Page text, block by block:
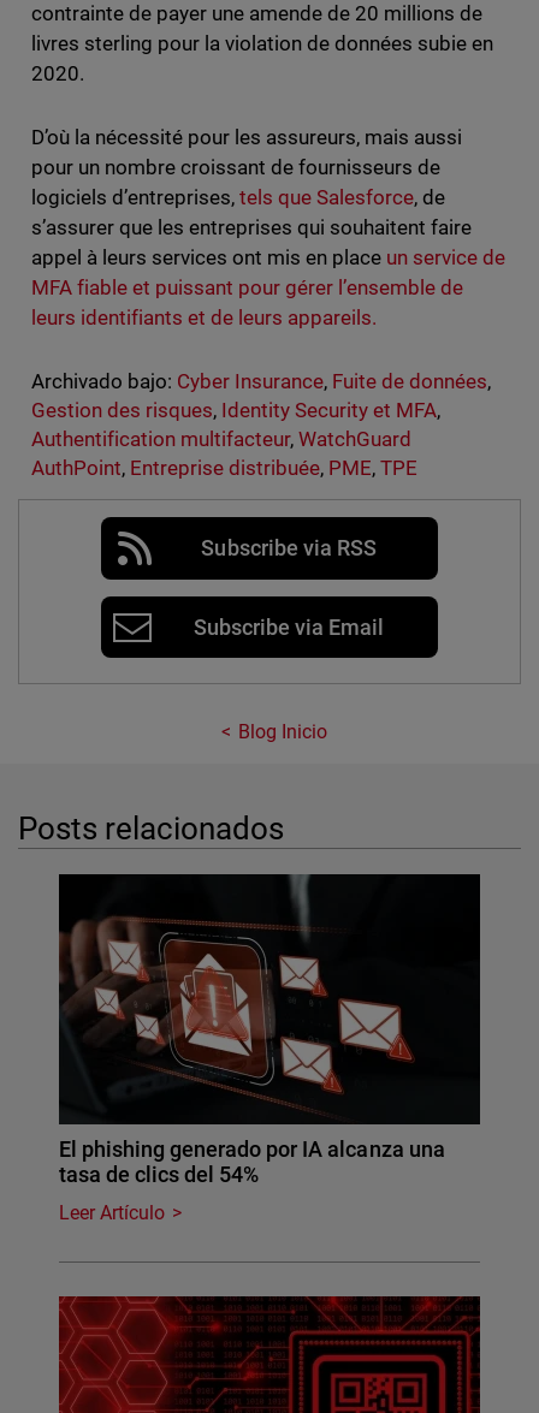
contrainte de payer une amende de 20 millions de
livres sterling pour la violation de données subie en
2020.
D’où la nécessité pour les assureurs, mais aussi
pour un nombre croissant de fournisseurs de
logiciels d’entreprises, tels que Salesforce, de
s’assurer que les entreprises qui souhaitent faire
appel à leurs services ont mis en place un service de
MFA fiable et puissant pour gérer l’ensemble de
leurs identifiants et de leurs appareils.
Archivado bajo: Cyber Insurance, Fuite de données,
Gestion des risques, Identity Security et MFA,
Authentification multifacteur,WatchGuard
AuthPoint, Entreprise distribuée, PME,TPE
Subscribe via RSS
Subscribe via Email
Blog Inicio
Posts relacionados
El phishing generado por IA alcanza una
tasa de clics del 54%
Leer Artículo